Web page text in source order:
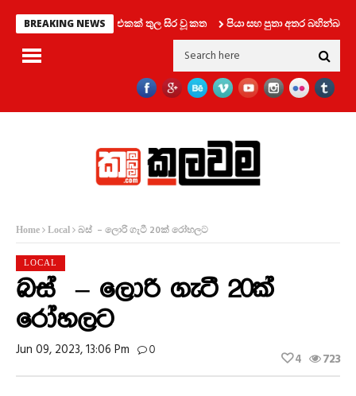
BREAKING NEWS
සමග ලිෆ්ට් එකක් තුල සිර වූ කත පියා සහ පුතා අතර
Home Local බස් ‍ – ලොරි ගැටී 20ක් රෝහලට
LOCAL
බස් ‍ – ලොරි ගැටී 20ක්
රෝහලට
Jun 09, 2023, 13:06 Pm 0 723
4